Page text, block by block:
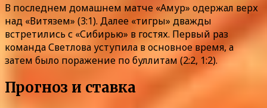
В последнем домашнем матче «Амур» одержал верх
над «Витязем» (3:1). Далее «тигры» дважды
встретились с «Сибирью» в гостях. Первый раз
команда Светлова уступила в основное время, а
затем было поражение по буллитам (2:2, 1:2).
Прогноз и ставка